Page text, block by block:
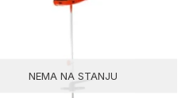
NEMA NA STANJU